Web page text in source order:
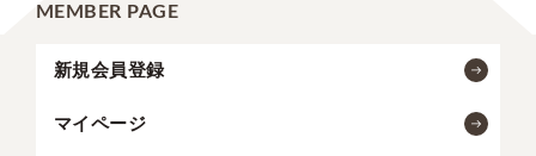
MEMBER PAGE
新規会員登録
マイページ